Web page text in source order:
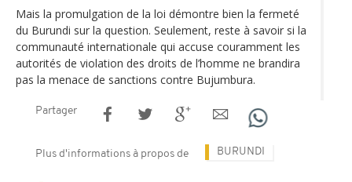
Mais la promulgation de la loi démontre bien la fermeté
du Burundi sur la question. Seulement, reste à savoir si la
communauté internationale qui accuse couramment les
autorités de violation des droits de l’homme ne brandira
pas la menace de sanctions contre Bujumbura.
Partager
Plus d'informations à propos de BURUNDI